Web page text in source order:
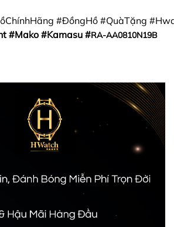
#ĐồngHồ #QuàTặng
#Mako #Kamasu #RA-AA0810N19B